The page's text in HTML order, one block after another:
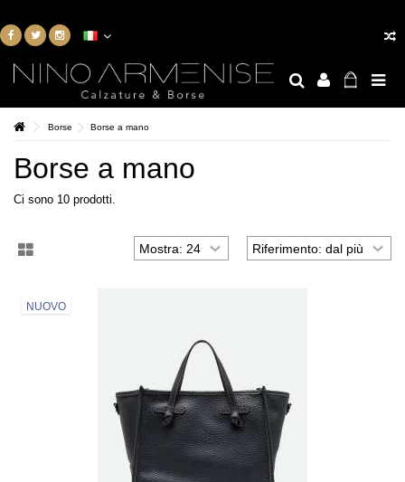
Borse Borse a mano
Borse a mano
Ci sono 10 prodotti.
NUOVO